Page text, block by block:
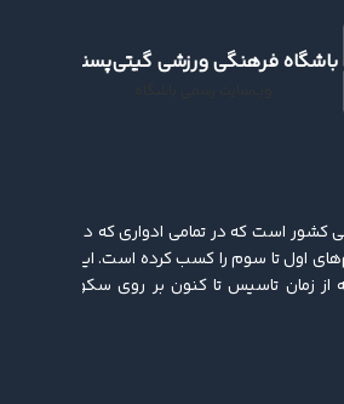
باشگاه فرهنگی ورزشی گیتی‌پسند
کشور است که در تمامی ادواری که در لیگ برتر
اول تا سوم را کسب کرده ‌است. این باشگاه
از زمان تاسیس تا کنون بر روی سکو ایستاده